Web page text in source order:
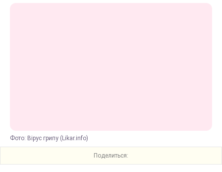
Фото: Вірус грипу (Likar.info)
Поделиться: